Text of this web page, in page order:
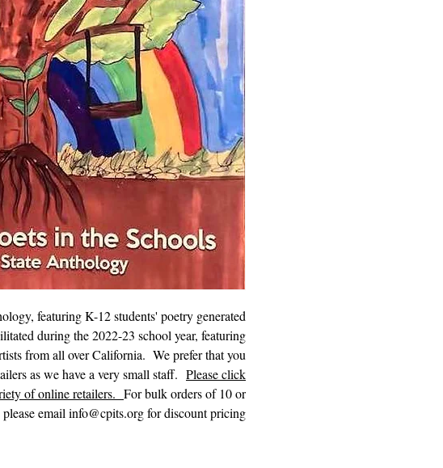
featuring K-12 students' poetry generated
during the 2022-23 school year, featuring
from all over California. We prefer that you
as we have a very small staff. Please click
of online retailers. For bulk orders of 10 or
email info@cpits.org for discount pricing.